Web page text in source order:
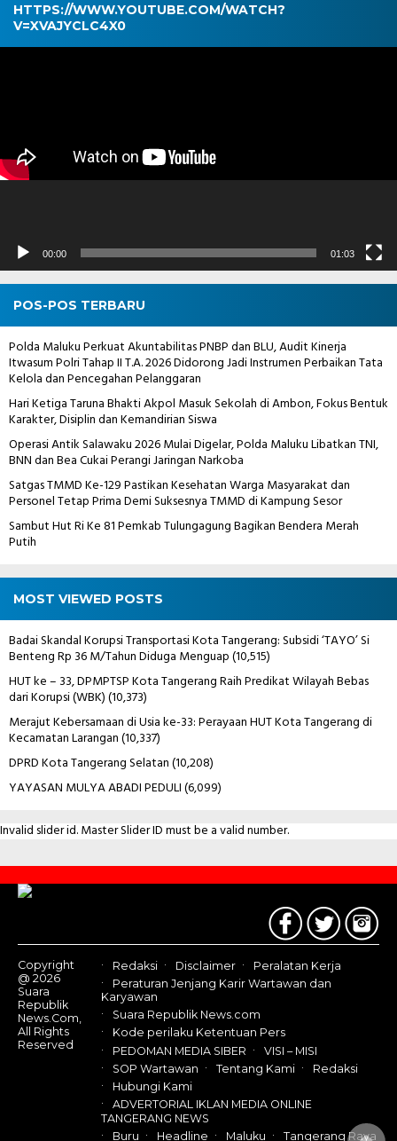
HTTPS://WWW.YOUTUBE.COM/WATCH?
V=XVAJYCLC4X0
Pemutar
00:00 01:03
POS-POS TERBARU
Polda Maluku Perkuat Akuntabilitas PNBP dan BLU, Audit Kinerja
Itwasum Polri Tahap II T.A. 2026 Didorong Jadi Instrumen Perbaikan Tata
Kelola dan Pencegahan Pelanggaran
Hari Ketiga Taruna Bhakti Akpol Masuk Sekolah di Ambon, Fokus Bentuk
Karakter, Disiplin dan Kemandirian Siswa
Operasi Antik Salawaku 2026 Mulai Digelar, Polda Maluku Libatkan TNI,
BNN dan Bea Cukai Perangi Jaringan Narkoba
Satgas TMMD Ke-129 Pastikan Kesehatan Warga Masyarakat dan
Personel Tetap Prima Demi Suksesnya TMMD di Kampung Sesor
Sambut Hut Ri Ke 81 Pemkab Tulungagung Bagikan Bendera Merah
Putih
MOST VIEWED POSTS
Badai Skandal Korupsi Transportasi Kota Tangerang: Subsidi ‘TAYO’ Si
Benteng Rp 36 M/Tahun Diduga Menguap(10,515)
HUT ke – 33, DPMPTSP Kota Tangerang Raih Predikat Wilayah Bebas
dari Korupsi (WBK)(10,373)
Merajut Kebersamaan di Usia ke-33: Perayaan HUT Kota Tangerang di
Kecamatan Larangan(10,337)
DPRD Kota Tangerang Selatan(10,208)
YAYASAN MULYA ABADI PEDULI(6,099)
Invalid slider id. Master Slider ID must be a valid number.
Contact
Us
Copyright
@ 2026
Suara
Republik
News.Com,
All Rights
Reserved
Redaksi Disclaimer
Peralatan Kerja
Peraturan Jenjang Karir Wartawan dan
Karyawan
Suara Republik News.com
Kode perilaku Ketentuan Pers
PEDOMAN MEDIA SIBER
VISI – MISI
SOP Wartawan
Tentang Kami
Redaksi
Hubungi Kami
ADVERTORIAL IKLAN MEDIA ONLINE
TANGERANG NEWS
Buru
Headline Maluku Tangerang Raya